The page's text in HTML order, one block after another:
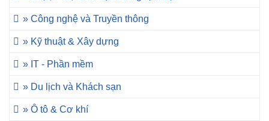
» Công nghệ và Truyền thông
» Kỹ thuật & Xây dựng
» IT - Phần mềm
» Du lịch và Khách sạn
» Ô tô & Cơ khí